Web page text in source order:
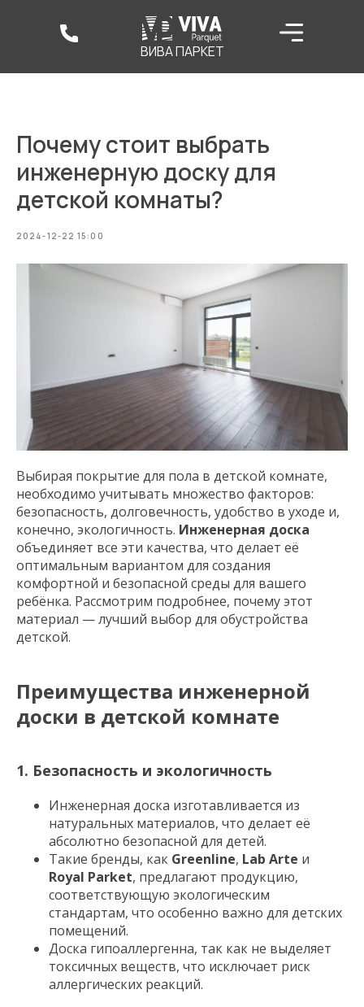
ВИВА ПАРКЕТ
Почему стоит выбрать
инженерную доску для
детской комнаты?
2024-12-22 15:00
Выбирая покрытие для пола в детской комнате,
необходимо учитывать множество факторов:
безопасность, долговечность, удобство в уходе и,
конечно, экологичность. Инженерная доска
объединяет все эти качества, что делает её
оптимальным вариантом для создания
комфортной и безопасной среды для вашего
ребёнка. Рассмотрим подробнее, почему этот
материал — лучший выбор для обустройства
детской.
Преимущества инженерной
доски в детской комнате
1. Безопасность и экологичность
Инженерная доска изготавливается из
натуральных материалов, что делает её
абсолютно безопасной для детей.
Такие бренды, как Greenline, Lab Arte и
Royal Parket, предлагают продукцию,
соответствующую экологическим
стандартам, что особенно важно для детских
помещений.
Доска гипоаллергенна, так как не выделяет
токсичных веществ, что исключает риск
аллергических реакций.